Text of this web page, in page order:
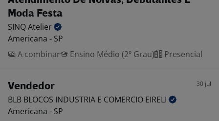
Moda Festa
SINQAtelier
Americana - SP
A combinar
Ensino Médio (2º Grau) Presencial
Vendedor 30 jul
BLB BLOCOS INDUSTRIA E COMERCIO EIRELI
Americana - SP